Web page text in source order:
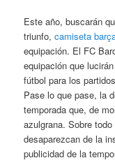
Este año, buscarán
triunfo,camiseta
equipación. El FC
equipación que
fútbol para los
Pase lo que pase, la
temporada que, de
azulgrana. Sobre
desaparezcan de la
publicidad de la